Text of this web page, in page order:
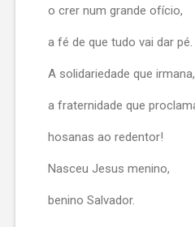
o crer num grande ofício,
a fé de que tudo vai dar pé.
A solidariedade que irmana,
a fraternidade que
hosanas ao redentor!
Nasceu Jesus menino,
benino Salvador.